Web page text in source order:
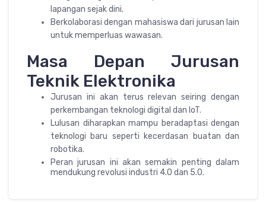
lapangan sejak dini.
Berkolaborasi dengan mahasiswa dari jurusan lain
untuk memperluas wawasan.
Masa Depan Jurusan
Teknik Elektronika
Jurusan ini akan terus relevan seiring dengan
perkembangan teknologi digital dan IoT.
Lulusan diharapkan mampu beradaptasi dengan
teknologi baru seperti kecerdasan buatan dan
robotika.
Peran jurusan ini akan semakin penting dalam
mendukung revolusi industri 4.0 dan 5.0.